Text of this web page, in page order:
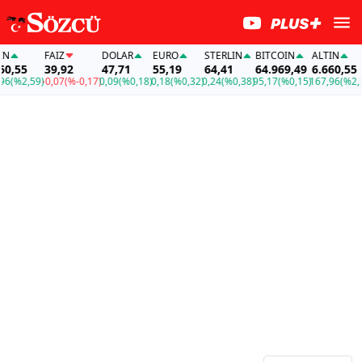
(%2,59)
FAİZ
39,92
-0,07(%-0,17)
DOLAR
47,71
0,09(%0,18)
EURO
55,19
0,18(%0,32)
STERLIN
64,41
0,24(%0,38)
BITCOIN
64.969,49
95,17(%0,15)
ALTIN
6.660,55
167,96